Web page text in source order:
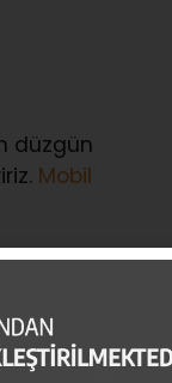
düzgün
Mobil